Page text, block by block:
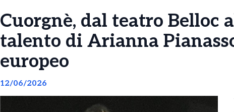
Cuorgnè, dal teatro Belloc
talento di Arianna
europeo
12/06/2026